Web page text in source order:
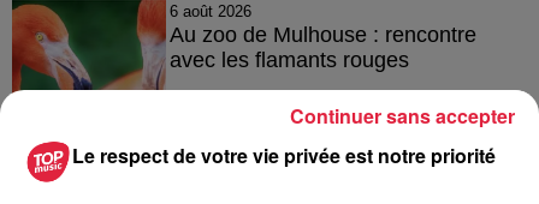
6 août 2026
Au zoo de Mulhouse : rencontre
avec les flamants rouges
Le respect de votre vie privée est notre priorité
Continuer sans accepter